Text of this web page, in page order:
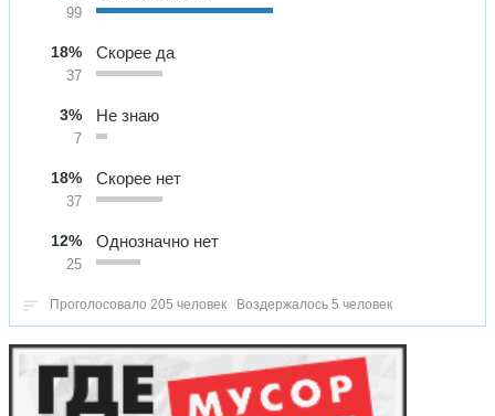
99
18%
37
Скорее да
3%
7
Не знаю
18%
37
Скорее нет
12%
25
Однозначно нет
Проголосовало 205 человек Воздержалось 5 человек